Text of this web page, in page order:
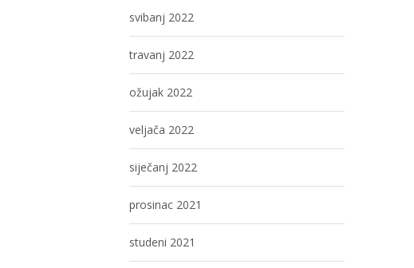
svibanj 2022
travanj 2022
ožujak 2022
veljača 2022
siječanj 2022
prosinac 2021
studeni 2021